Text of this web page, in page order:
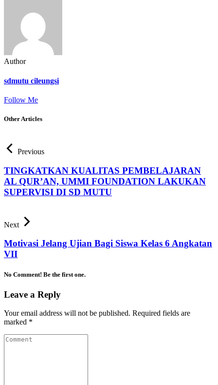
Author
sdmutu cileungsi
Follow Me
Other Articles
Previous
TINGKATKAN KUALITAS PEMBELAJARAN
AL QUR’AN, UMMI FOUNDATION LAKUKAN
SUPERVISI DI SD MUTU
Next
Motivasi Jelang Ujian Bagi Siswa Kelas 6 Angkatan
VII
No Comment! Be the first one.
Leave a Reply
Your email address will not be published. Required fields are
marked *